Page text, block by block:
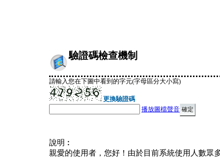
驗證碼檢查機制
請輸入您在下圖中看到的字元(字母區分大小寫)
更換驗證碼
播放圖檔聲音
說明︰
親愛的使用者，您好！由於目前系統使用人數眾